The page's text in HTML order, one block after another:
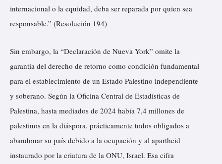
internacional o la equidad, deba ser reparada por quien sea
responsable.” (Resolución 194)
Sin embargo, la “Declaración de Nueva York” omite la
garantía del derecho de retorno como condición fundamental
para el establecimiento de un Estado Palestino independiente
y soberano. Según la Oficina Central de Estadísticas de
Palestina, hasta mediados de 2024 había 7,4 millones de
palestinos en la diáspora, prácticamente todos obligados a
abandonar su país debido a la ocupación y al apartheid
instaurado por la criatura de la ONU, Israel. Esa cifra